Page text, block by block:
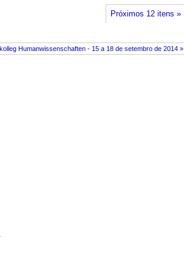
Próximos 12 itens »
Humanwissenschaften - 15 a 18 de setembro de 2014 »